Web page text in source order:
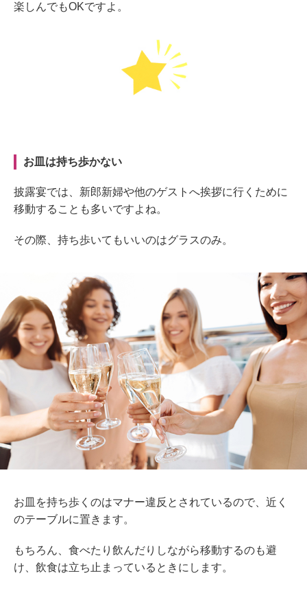
楽しんでもOKですよ。
お皿は持ち歩かない
披露宴では、新郎新婦や他のゲストへ挨拶に行くために
移動することも多いですよね。
その際、持ち歩いてもいいのはグラスのみ。
お皿を持ち歩くのはマナー違反とされているので、近く
のテーブルに置きます。
もちろん、食べたり飲んだりしながら移動するのも避
け、飲食は立ち止まっているときにします。